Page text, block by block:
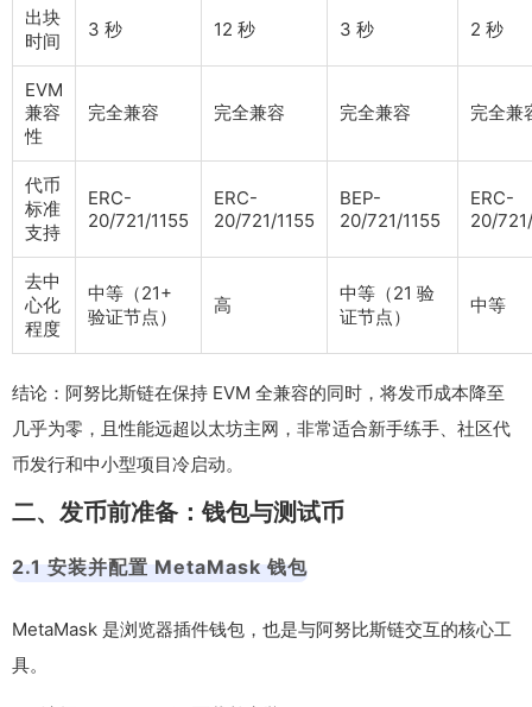
出块
时间
3 秒 12 秒 3 秒 2 秒
EVM
兼容
性
完全兼容 完全兼容 完全兼容 完全兼
代币
标准
支持
ERC-
20/721/1155
ERC-
20/721/1155
BEP-
20/721/1155
ERC-
20/
去中
心化
程度
中等（21+
验证节点）
高
中等（21 验
证节点）
中等
结论：阿努比斯链在保持 EVM 全兼容的同时，将发币成本降至
几乎为零，且性能远超以太坊主网，非常适合新手练手、社区代
币发行和中小型项目冷启动。
二、发币前准备：钱包与测试币
2.1 安装并配置 MetaMask 钱包
MetaMask 是浏览器插件钱包，也是与阿努比斯链交互的核心工
具。